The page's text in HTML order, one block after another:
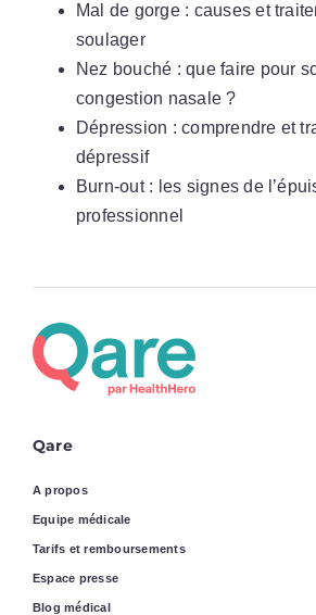
Mal de gorge : causes et
soulager
Nez bouché : que faire pour
congestion nasale ?
Dépression : comprendre et
dépressif
Burn-out : les signes de
professionnel
Qare
A propos
Equipe médicale
Tarifs et remboursements
Espace presse
Blog médical